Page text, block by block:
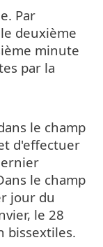
Par
deuxième
minute
par la
le champ
d'effectuer
le champ
jour du
le 28
bissextiles.